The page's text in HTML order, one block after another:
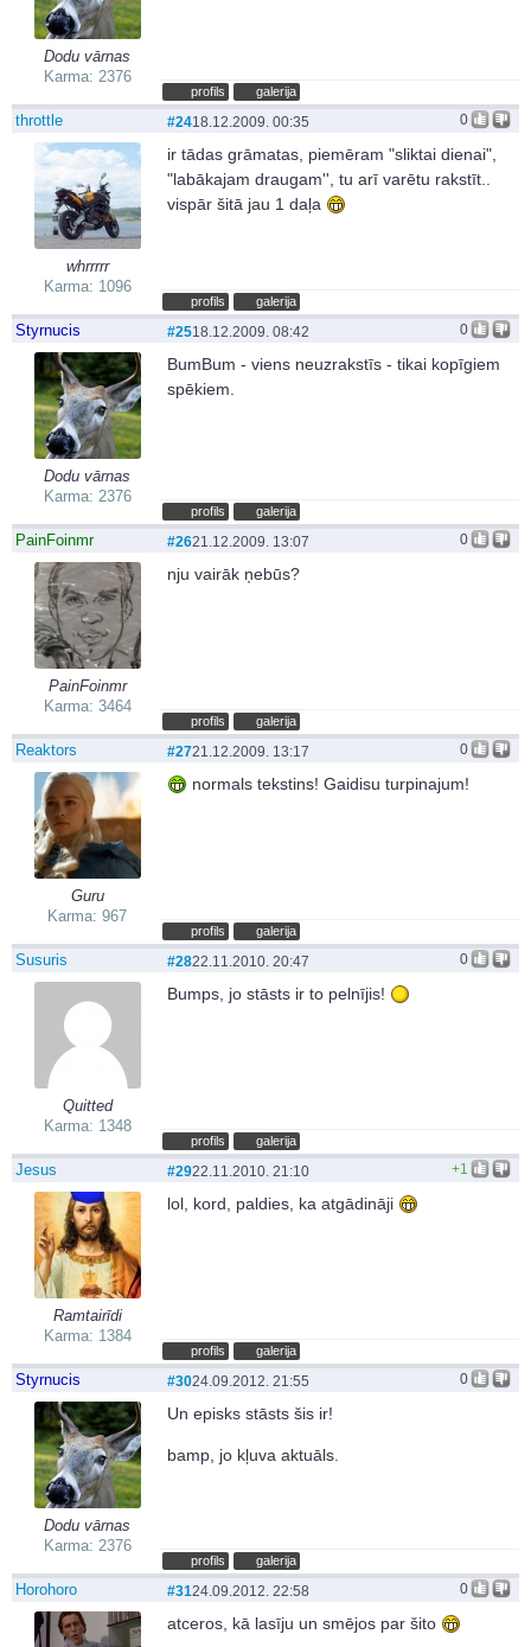
Dodu vārnas
Karma: 2376
profils galerija
throttle
whrrrrr
Karma: 1096
0
#2418.12.2009. 00:35
ir tādas grāmatas, piemēram "sliktai dienai",
"labākajam draugam'', tu arī varētu rakstīt..
vispār šitā jau 1 daļa
profils galerija
Styrnucis
Dodu vārnas
Karma: 2376
0
#2518.12.2009. 08:42
BumBum - viens neuzrakstīs - tikai kopīgiem
spēkiem.
profils galerija
PainFoinmr
PainFoinmr
Karma: 3464
0
#2621.12.2009. 13:07
nju vairāk ņebūs?
profils galerija
Reaktors
Guru
Karma: 967
0
#2721.12.2009. 13:17
normals tekstins! Gaidisu turpinajum!
profils galerija
Susuris
Quitted
Karma: 1348
0
#2822.11.2010. 20:47
Bumps, jo stāsts ir to pelnījis!
profils galerija
Jesus
Ramtairīdi
Karma: 1384
+1
#2922.11.2010. 21:10
lol, kord, paldies, ka atgādināji
profils galerija
Styrnucis
Dodu vārnas
Karma: 2376
0
#3024.09.2012. 21:55
Un episks stāsts šis ir!
bamp, jo kļuva aktuāls.
profils galerija
Horohoro 0
#3124.09.2012. 22:58
atceros, kā lasīju un smējos par šito